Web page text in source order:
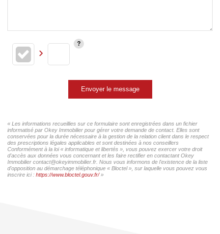
Envoyer le message
« Les informations recueillies sur ce formulaire sont enregistrées dans un fichier
informatisé par Okey Immobilier pour gérer votre demande de contact. Elles sont
conservées pour la durée nécessaire à la gestion de la relation client dans le respect
des prescriptions légales applicables et sont destinées à nos conseillers
Conformément à la loi « informatique et libertés », vous pouvez exercer votre droit
d'accès aux données vous concernant et les faire rectifier en contactant Okey
Immobilier contact@okeyimmobilier.fr. Nous vous informons de l'existence de la liste
d'opposition au démarchage téléphonique « Bloctel », sur laquelle vous pouvez vous
inscrire ici : https://www.bloctel.gouv.fr/»